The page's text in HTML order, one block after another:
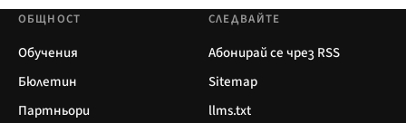
ОБЩНОСТ
Обучения
Бюлетин
Партньори
СЛЕДВАЙТЕ
Абонирай се чрез RSS
Sitemap
llms.txt